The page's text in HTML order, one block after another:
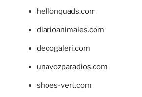
hellonquads.com
diarioanimales.com
decogaleri.com
unavozparadios.com
shoes-vert.com